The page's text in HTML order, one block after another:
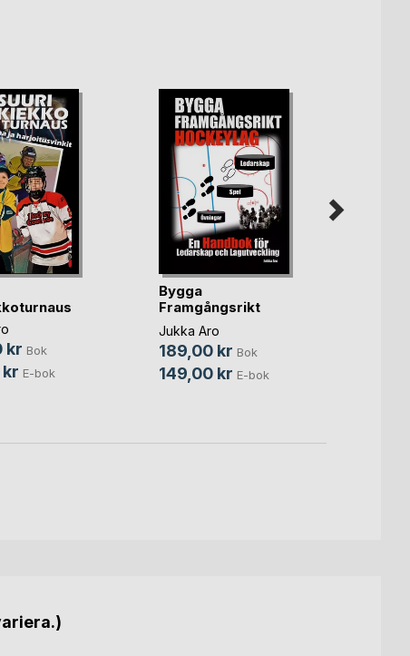
kr Bok
kr E-bok
Bygga
Framgångsrikt
Hockeylag
Jukka Aro
189,00 kr Bok
149,00 kr E-bok